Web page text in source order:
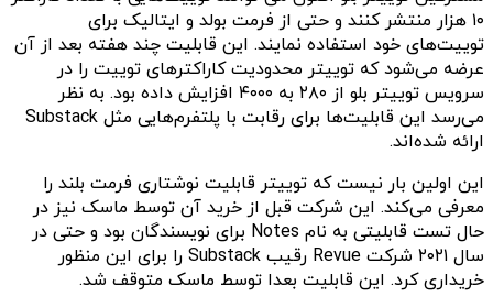
۱۰ هزار منتشر کنند و حتی از فرمت بولد و ایتالیک برای
توییت‌های خود استفاده نمایند. این قابلیت چند هفته بعد از آن
عرضه می‌شود که توییتر محدودیت کاراکترهای توییت را در
سرویس توییتر بلو از ۲۸۰ به ۴۰۰۰ افزایش داده بود. به نظر
می‌رسد این قابلیت‌ها برای رقابت با پلتفرم‌هایی مثل Substack
ارائه شده‌اند.
این اولین بار نیست که توییتر قابلیت نوشتاری فرمت بلند را
معرفی می‌کند. این شرکت قبل از خرید آن توسط ماسک نیز در
حال تست قابلیتی به نام Notes برای نویسندگان بود و حتی در
سال ۲۰۲۱ شرکت Revue رقیب Substack را برای این منظور
خریداری کرد. این قابلیت بعدا توسط ماسک متوقف شد.